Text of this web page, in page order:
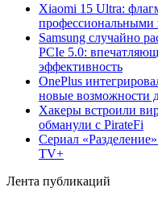
Xiaomi 15 Ultra:
профессиональными
Samsung случайно
PCIe 5.0:
эффективность
OnePlus
новые возможности
Хакеры встроили
обманули с PirateFi
Сериал
TV+
Лента публикаций